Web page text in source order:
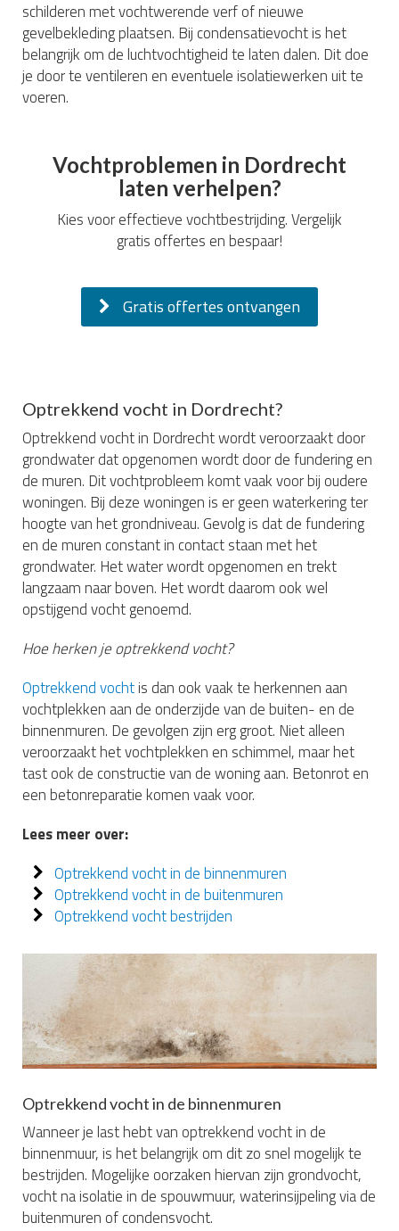
schilderen met vochtwerende verf of nieuwe
gevelbekleding plaatsen. Bij condensatievocht is het
belangrijk om de luchtvochtigheid te laten dalen. Dit doe
je door te ventileren en eventuele isolatiewerken uit te
voeren.
Vochtproblemen in Dordrecht
laten verhelpen?
Kies voor effectieve vochtbestrijding. Vergelijk
gratis offertes en bespaar!
Gratis offertes ontvangen
Optrekkend vocht in Dordrecht?
Optrekkend vocht in Dordrecht wordt veroorzaakt door
grondwater dat opgenomen wordt door de fundering en
de muren. Dit vochtprobleem komt vaak voor bij oudere
woningen. Bij deze woningen is er geen waterkering ter
hoogte van het grondniveau. Gevolg is dat de fundering
en de muren constant in contact staan met het
grondwater. Het water wordt opgenomen en trekt
langzaam naar boven. Het wordt daarom ook wel
opstijgend vocht genoemd.
Hoe herken je optrekkend vocht?
Optrekkend vochtis dan ook vaak te herkennen aan
vochtplekken aan de onderzijde van de buiten- en de
binnenmuren. De gevolgen zijn erg groot. Niet alleen
veroorzaakt het vochtplekken en schimmel, maar het
tast ook de constructie van de woning aan. Betonrot en
een betonreparatie komen vaak voor.
Lees meer over:
Optrekkend vocht in de binnenmuren
Optrekkend vocht in de buitenmuren
Optrekkend vocht bestrijden
Optrekkend vocht in de binnenmuren
Wanneer je last hebt van optrekkend vocht in de
binnenmuur, is het belangrijk om dit zo snel mogelijk te
bestrijden. Mogelijke oorzaken hiervan zijn grondvocht,
vocht na isolatie in de spouwmuur, waterinsijpeling via de
buitenmuren of condensvocht.